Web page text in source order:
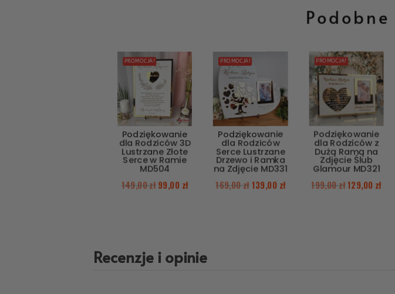
PROMOCJA!
Podziękowanie
dla Rodziców 3D
Lustrzane Złote
Serce w Ramie
MD504
149,00zł99,00 zł
PROMOCJA!
Podziękowanie
dla Rodziców
Serce Lustrzane
Drzewo i Ramka
na Zdjęcie MD331
169,00zł139,00 zł
PROMOCJA!
Podziękowanie
dla Rodziców z
Dużą Ramą na
Zdjęcie Ślub
Glamour MD321
199,00zł129,00 zł
Recenzje i opinie